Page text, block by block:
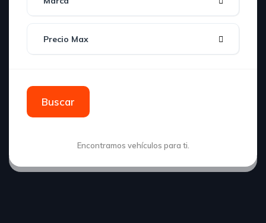
Precio Max
Buscar
Encontramos vehículos para ti.